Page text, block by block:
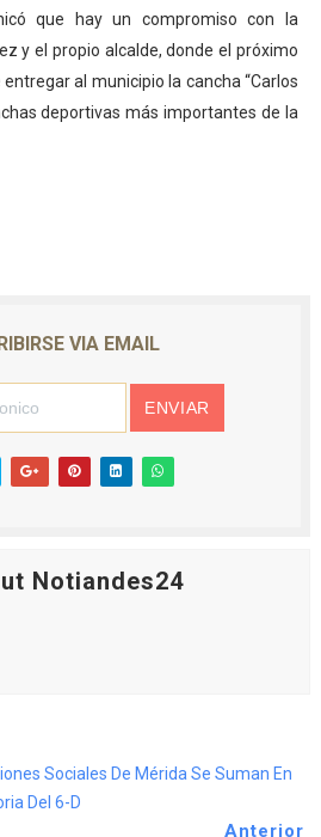
que hay un compromiso con la
y el propio alcalde, donde el próximo
al municipio la cancha “Carlos
deportivas más importantes de la
VIA EMAIL
Notiandes24
Sociales De Mérida Se Suman En
Del 6-D
Anterior